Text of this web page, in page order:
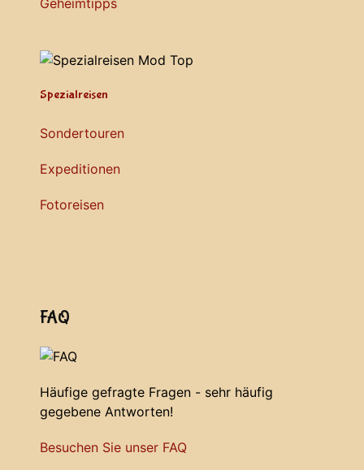
Geheimtipps
Spezialreisen
Sondertouren
Expeditionen
Fotoreisen
FAQ
Häufige gefragte Fragen - sehr häufig
gegebene Antworten!
Besuchen Sie unser FAQ